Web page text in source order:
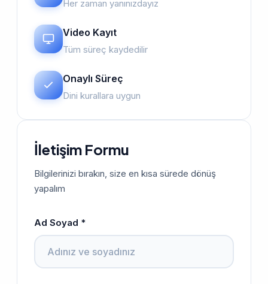
Her zaman yanınızdayız
Video Kayıt
Tüm süreç kaydedilir
Onaylı Süreç
Dini kurallara uygun
İletişim Formu
Bilgilerinizi bırakın, size en kısa sürede dönüş
yapalım
Ad Soyad *